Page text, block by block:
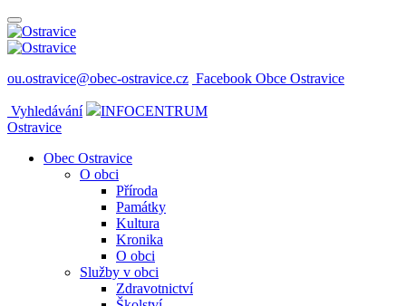
ou.ostravice@obec-ostravice.cz Facebook Obce Ostravice
Vyhledávání
INFOCENTRUM
Ostravice
Obec Ostravice
O obci
Příroda
Památky
Kultura
Kronika
O obci
Služby v obci
Zdravotnictví